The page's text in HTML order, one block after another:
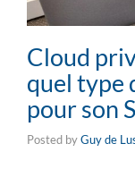
Cloud
quel type
pour son
Posted byGuy de